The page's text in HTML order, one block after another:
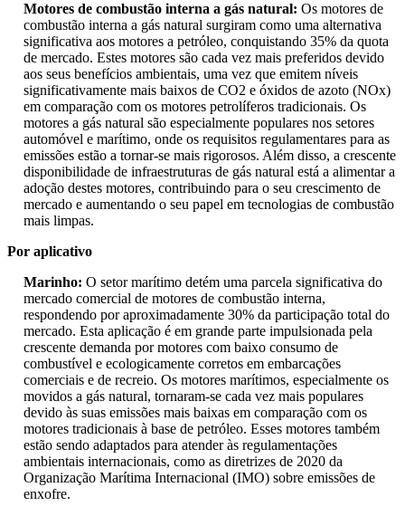
Motores de combustão interna a gás natural: Os motores de
combustão interna a gás natural surgiram como uma alternativa
significativa aos motores a petróleo, conquistando 35% da quota
de mercado. Estes motores são cada vez mais preferidos devido
aos seus benefícios ambientais, uma vez que emitem níveis
significativamente mais baixos de CO2 e óxidos de azoto (NOx)
em comparação com os motores petrolíferos tradicionais. Os
motores a gás natural são especialmente populares nos setores
automóvel e marítimo, onde os requisitos regulamentares para as
emissões estão a tornar-se mais rigorosos. Além disso, a crescente
disponibilidade de infraestruturas de gás natural está a alimentar a
adoção destes motores, contribuindo para o seu crescimento de
mercado e aumentando o seu papel em tecnologias de combustão
mais limpas.
Por aplicativo
Marinho: O setor marítimo detém uma parcela significativa do
mercado comercial de motores de combustão interna,
respondendo por aproximadamente 30% da participação total do
mercado. Esta aplicação é em grande parte impulsionada pela
crescente demanda por motores com baixo consumo de
combustível e ecologicamente corretos em embarcações
comerciais e de recreio. Os motores marítimos, especialmente os
movidos a gás natural, tornaram-se cada vez mais populares
devido às suas emissões mais baixas em comparação com os
motores tradicionais à base de petróleo. Esses motores também
estão sendo adaptados para atender às regulamentações
ambientais internacionais, como as diretrizes de 2020 da
Organização Marítima Internacional (IMO) sobre emissões de
enxofre.